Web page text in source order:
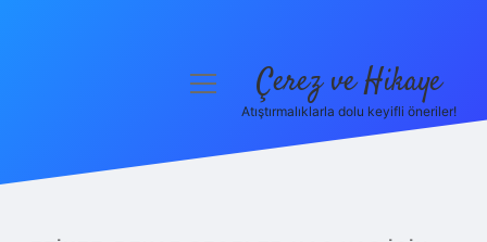
menüyü Çerez ve Hikaye
Atıştırmalıklarla dolu keyifli öneriler!